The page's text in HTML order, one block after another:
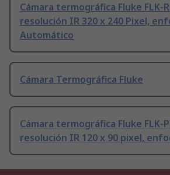
Cámara termográfica Fluke FLK-
resolución IR 320 x 240 Pixel,
Automático
Cámara Termográfica Fluke
Cámara termográfica Fluke FLK-
resolución IR 120 x 90 pixel,